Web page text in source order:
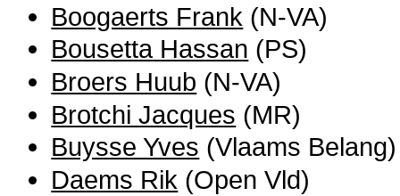
Boogaerts Frank (N-VA)
Bousetta Hassan (PS)
Broers Huub (N-VA)
Brotchi Jacques (MR)
Buysse Yves (Vlaams Belang)
Daems Rik (Open Vld)